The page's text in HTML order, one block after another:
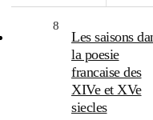
8
Les saisons
la poesie
francaise des
XIVe et XVe
siecles